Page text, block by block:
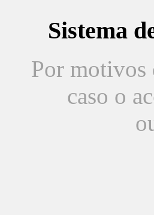
Sistema
Por motivos
caso o